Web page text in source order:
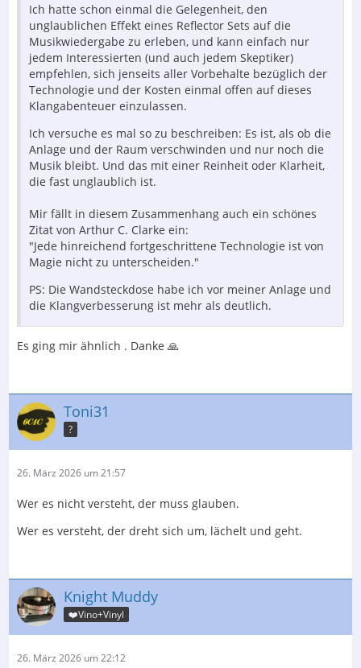
Ich hatte schon einmal die Gelegenheit, den
unglaublichen Effekt eines Reflector Sets auf die
Musikwiedergabe zu erleben, und kann einfach nur
jedem Interessierten (und auch jedem Skeptiker)
empfehlen, sich jenseits aller Vorbehalte bezüglich der
Technologie und der Kosten einmal offen auf dieses
Klangabenteuer einzulassen.
Ich versuche es mal so zu beschreiben: Es ist, als ob die
Anlage und der Raum verschwinden und nur noch die
Musik bleibt. Und das mit einer Reinheit oder Klarheit,
die fast unglaublich ist.
Mir fällt in diesem Zusammenhang auch ein schönes
Zitat von Arthur C. Clarke ein:
"Jede hinreichend fortgeschrittene Technologie ist von
Magie nicht zu unterscheiden."
PS: Die Wandsteckdose habe ich vor meiner Anlage und
die Klangverbesserung ist mehr als deutlich.
Es ging mir ähnlich . Danke 🙏
Toni31
?
26. März 2026 um 21:57
Wer es nicht versteht, der muss glauben.
Wer es versteht, der dreht sich um, lächelt und geht.
Knight Muddy
❤️Vino+Vinyl
26. März 2026 um 22:12